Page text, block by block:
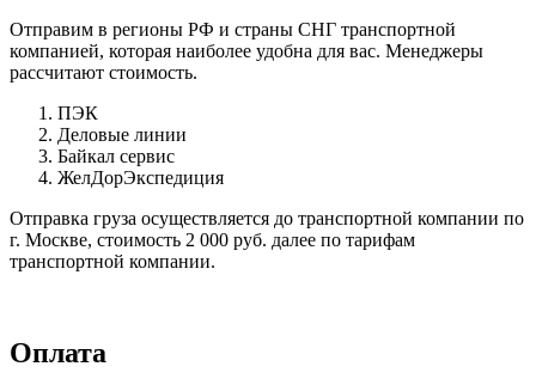
Отправим в регионы РФ и страны СНГ транспортной
компанией, которая наиболее удобна для вас. Менеджеры
рассчитают стоимость.
ПЭК
Деловые линии
Байкал сервис
ЖелДорЭкспедиция
Отправка груза осуществляется до транспортной компании по
г. Москве, стоимость 2 000 руб. далее по тарифам
транспортной компании.
Оплата